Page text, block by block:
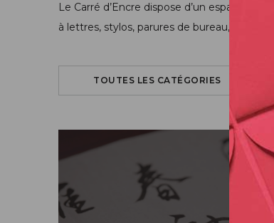
Le Carré d’Encre dispose d’un espace
à lettres, stylos, parures de bureau, livres
TOUTES LES CATÉGORIES